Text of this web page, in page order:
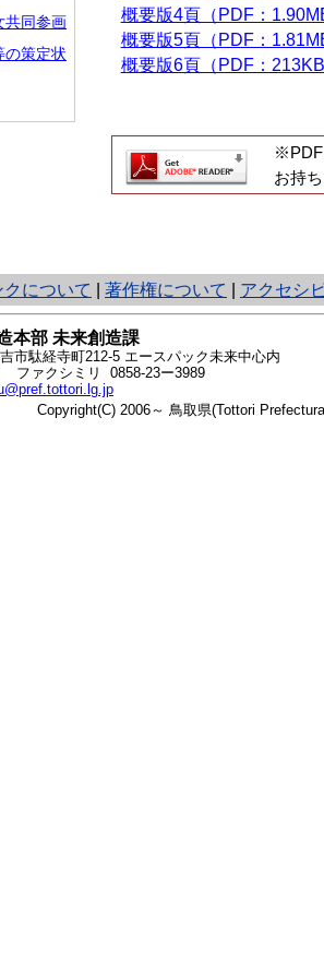
共同参画
の策定状
概要版4頁（PDF：
概要版5頁（PDF：
概要版6頁（PDF：
※PDF
お持ち
クについて 著作権について アクセシ
本部 未来創造課
市駄経寺町212-5 エースパック未来中心内
ファクシミリ 0858-23ー3989
Copyright(C) 2006～ 鳥取県(Tottori